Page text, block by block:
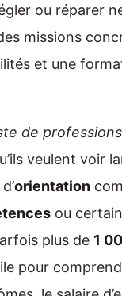
ou réparer
missions
et une
de
veulent voir
orientation
ou
plus de 1
pour